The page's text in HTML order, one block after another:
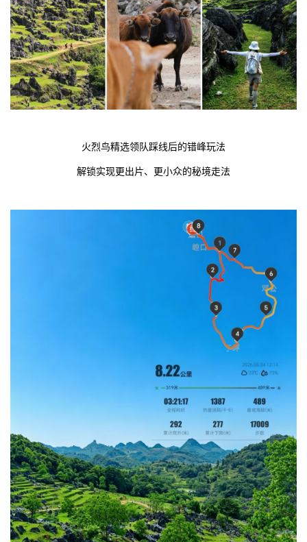
火烈鸟精选领队踩线后的错峰玩法
解锁实现更出片、更小众的秘境走法